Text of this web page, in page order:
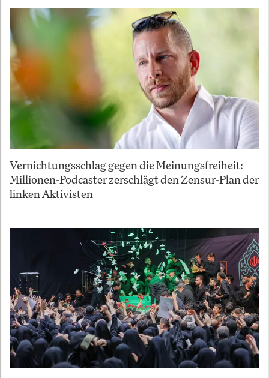
Vernichtungsschlag gegen die Meinungsfreiheit:
Millionen-Podcaster zerschlägt den Zensur-Plan der
linken Aktivisten